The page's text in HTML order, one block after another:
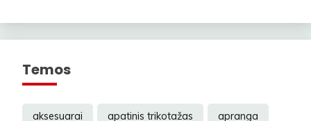
Temos
aksesuarai apatinis trikotažas apranga